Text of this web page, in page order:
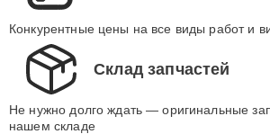
Конкурентные цены на все виды работ и
Склад запчастей
Не нужно долго ждать — оригинальные
нашем складе